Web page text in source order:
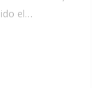
el…